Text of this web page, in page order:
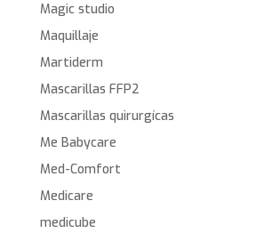
Magic studio
Maquillaje
Martiderm
Mascarillas FFP2
Mascarillas quirurgícas
Me Babycare
Med-Comfort
Medicare
medicube